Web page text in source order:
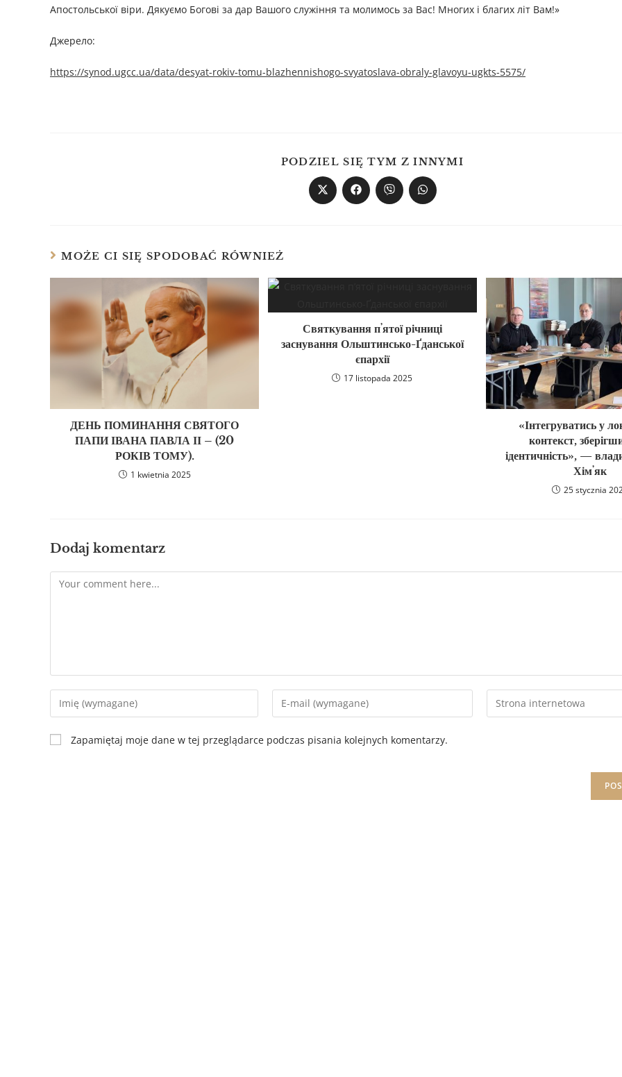
Апостольської віри. Дякуємо Богові за дар Вашого служіння та молимось за Вас! Многих і благих літ Вам!»
Джерело:
https://synod.ugcc.ua/data/desyat-rokiv-tomu-blazhennishogo-svyatoslava-obraly-glavoyu-ugkts-5575/
PODZIEL SIĘ TYM Z INNYMI
MOŻE CI SIĘ SPODOBAĆ RÓWNIEŻ
ДЕНЬ ПОМИНАННЯ СВЯТОГО
ПАПИ ІВАНА ПАВЛА ІІ – (20
РОКІВ ТОМУ).
1 kwietnia 2025
Святкування пʼятої річниці
заснування Ольштинсько-Ґданської
єпархії
17 listopada 2025
«Інтегруватись у
контекст,
ідентичність», —
Хімʼяк
25 stycznia
Dodaj komentarz
Zapamiętaj moje dane w tej przeglądarce podczas pisania kolejnych komentarzy.